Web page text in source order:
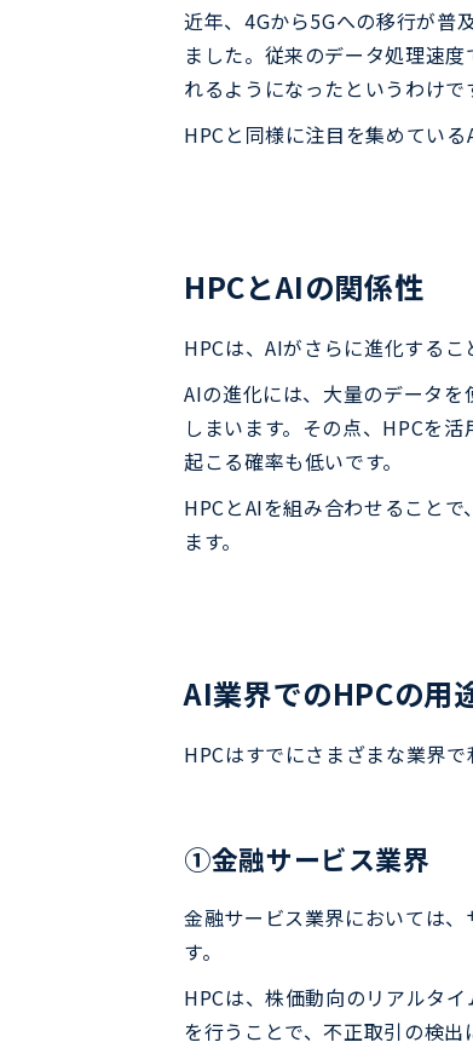
近年、4Gから5Gへの移行が普
ました。従来のデータ処理速
れるようになったというわけで
HPCと同様に注目を集めてい
HPCとAIの関係性
HPCは、AIがさらに進化するこ
AIの進化には、大量のデータ
しまいます。その点、HPCを
起こる確率も低いです。
HPCとAIを組み合わせること
ます。
AI業界でのHPCの用
HPCはすでにさまざまな業界
①金融サービス業界
金融サービス業界においては
す。
HPCは、株価動向のリアルタ
を行うことで、不正取引の検出